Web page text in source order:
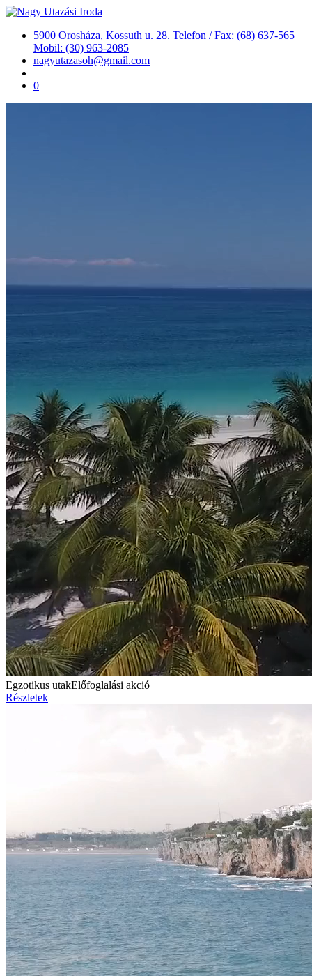
5900 Orosháza, Kossuth u. 28. Telefon / Fax: (68) 637-565
Mobil: (30) 963-2085
nagyutazasoh@gmail.com
0
Egzotikus utakElőfoglalási akció
Részletek